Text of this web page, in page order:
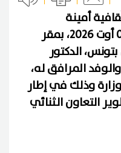
أمينة
الصرارفي، اليوم الأربعاء 05 أوت 2026، بمقر
الدكتور
المرافق له،
وذلك في إطار
التعاون الثنائي